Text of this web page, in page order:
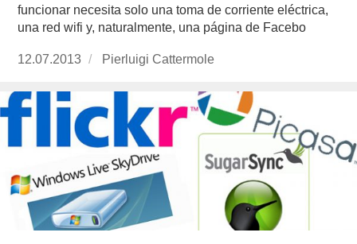
funcionar necesita solo una toma de corriente eléctrica,
una red wifi y, naturalmente, una página de Facebo
Publicado
12.07.2013
https://www.experimenta.es/author/pierluigi-
Pierluigi Cattermole